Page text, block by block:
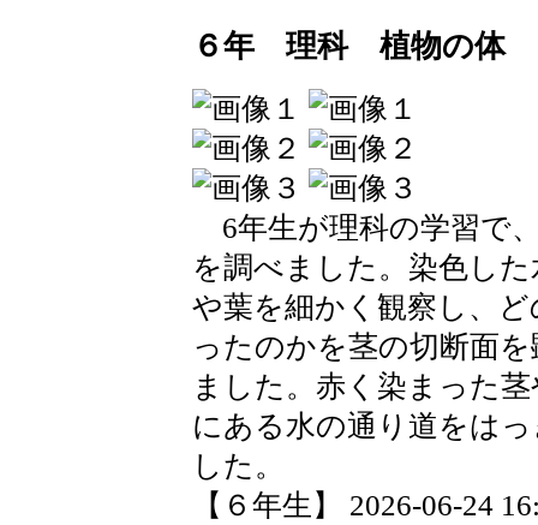
６年 理科 植物の体
6年生が理科の学習で
を調べました。染色し
や葉を細かく観察し、
ったのかを茎の切断面
ました。赤く染まった
にある水の通り道をは
した。
【６年生】 2026-06-24